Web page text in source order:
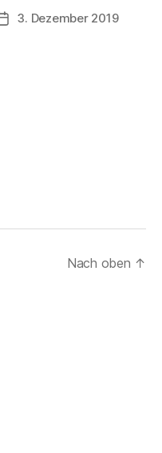
Veröffentlichungsdatum
3. Dezember 2019
Nach oben ↑